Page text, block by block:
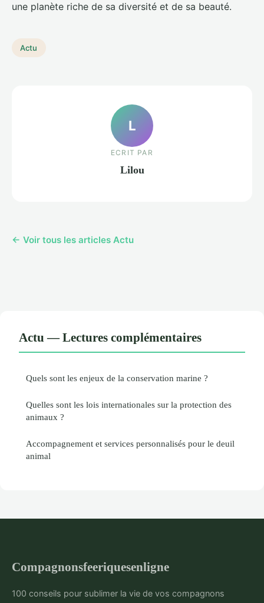
une planète riche de sa diversité et de sa beauté.
Actu
L
ECRIT PAR
Lilou
← Voir tous les articles Actu
Actu — Lectures complémentaires
Quels sont les enjeux de la conservation marine ?
Quelles sont les lois internationales sur la protection des
animaux ?
Accompagnement et services personnalisés pour le deuil
animal
Compagnonsfeeriquesenligne
100 conseils pour sublimer la vie de vos compagnons